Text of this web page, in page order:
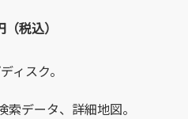
税込）
ィスク。
データ、詳細地図。